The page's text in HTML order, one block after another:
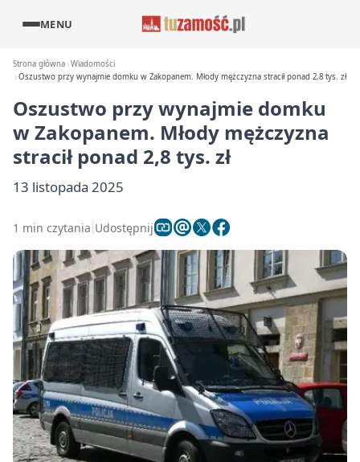
MENU
Strona główna Wiadomości
Oszustwo przy wynajmie domku w Zakopanem. Młody mężczyzna stracił ponad 2,8 tys. zł
Oszustwo przy wynajmie domku
w Zakopanem. Młody mężczyzna
stracił ponad 2,8 tys. zł
13 listopada 2025
1 min czytania Udostępnij